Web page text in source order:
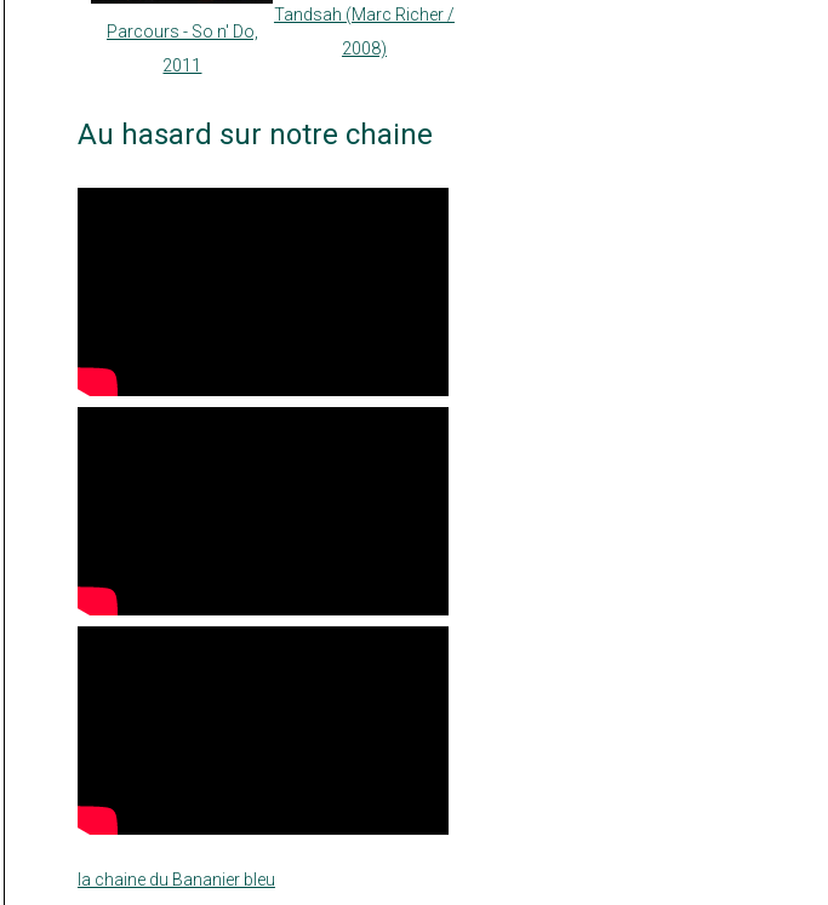
Parcours - So n' Do,
2011
Tandsah (Marc Richer /
2008)
Au hasard sur notre chaine
la chaine du Bananier bleu